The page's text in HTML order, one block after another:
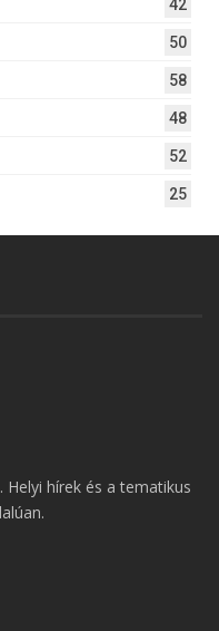
42
50
58
48
52
25
hírek és a tematikus